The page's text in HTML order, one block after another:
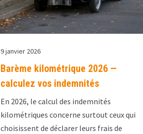
9 janvier 2026
Barème kilométrique 2026 —
calculez vos indemnités
En 2026, le calcul des indemnités
kilométriques concerne surtout ceux qui
choisissent de déclarer leurs frais de